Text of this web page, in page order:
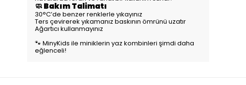
🧼 Bakım Talimatı
30°C’de benzer renklerle yıkayınız
Ters çevirerek yıkamanız baskının ömrünü uzatır
Ağartıcı kullanmayınız
🐾 MinyKids ile miniklerin yaz kombinleri şimdi daha
eğlenceli!